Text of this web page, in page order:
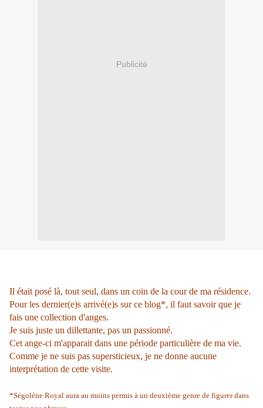
Publicité
Il était posé là, tout seul, dans un coin de la cour de ma résidence.
Pour les dernier(e)s arrivé(e)s sur ce blog*, il faut savoir que je
fais une collection d'anges.
Je suis juste un dillettante, pas un passionné.
Cet ange-ci m'apparait dans une période particulière de ma vie.
Comme je ne suis pas supersticieux, je ne donne aucune
interprétation de cette visite.
*Ségolène Royal aura au moins permis à un deuxième genre de figurer dans